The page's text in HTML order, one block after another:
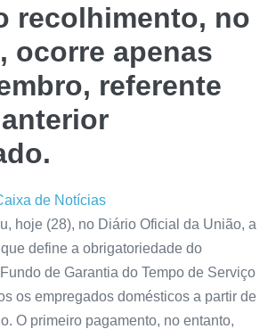
recolhimento, no
ocorre apenas
referente
de Notícias
hoje (28), no Diário Oficial da União, a
define a obrigatoriedade do
de Garantia do Tempo de Serviço
os empregados domésticos a partir de
O primeiro pagamento, no entanto,